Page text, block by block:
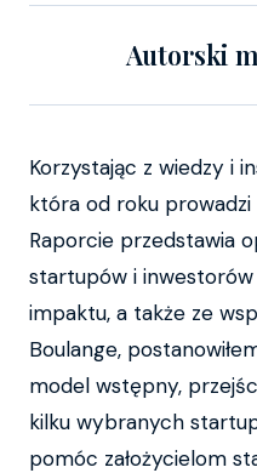
Autorski
Korzystając z wiedzy i
która od roku
Raporcie przedstawia
startupów i
impaktu, a także ze
Boulange,
model wstępny,
kilku wybranych
pomóc założycielom